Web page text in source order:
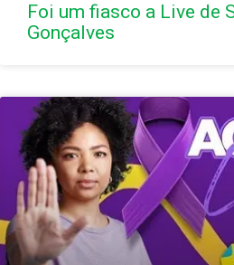
Foi um fiasco a Live de
Gonçalves